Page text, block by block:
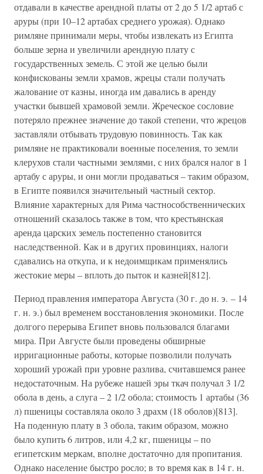
отдавали в качестве арендной платы от 2 до 5 1/2 артаб с
аруры (при 10–12 артабах среднего урожая). Однако
римляне принимали меры, чтобы извлекать из Египта
больше зерна и увеличили арендную плату с
государственных земель. С этой же целью были
конфискованы земли храмов, жрецы стали получать
жалование от казны, иногда им давались в аренду
участки бывшей храмовой земли. Жреческое сословие
потеряло прежнее значение до такой степени, что жрецов
заставляли отбывать трудовую повинность. Так как
римляне не практиковали военные поселения, то земли
клерухов стали частными землями, с них брался налог в 1
артабу с аруры, и они могли продаваться – таким образом,
в Египте появился значительный частный сектор.
Влияние характерных для Рима частнособственнических
отношений сказалось также в том, что крестьянская
аренда царских земель постепенно становится
наследственной. Как и в других провинциях, налоги
сдавались на откупа, и к недоимщикам применялись
жестокие меры – вплоть до пыток и казней[812].
Период правления императора Августа (30 г. до н. э. – 14
г. н. э.) был временем восстановления экономики. После
долгого перерыва Египет вновь пользовался благами
мира. При Августе были проведены обширные
ирригационные работы, которые позволили получать
хороший урожай при уровне разлива, считавшемся ранее
недостаточным. На рубеже нашей эры ткач получал 3 1/2
обола в день, а слуга – 2 1/2 обола; стоимость 1 артабы (36
л) пшеницы составляла около 3 драхм (18 оболов)[813].
На поденную плату в 3 обола, таким образом, можно
было купить 6 литров, или 4,2 кг, пшеницы – по
египетским меркам, вполне достаточно для пропитания.
Однако население быстро росло; в то время как в 14 г. н.